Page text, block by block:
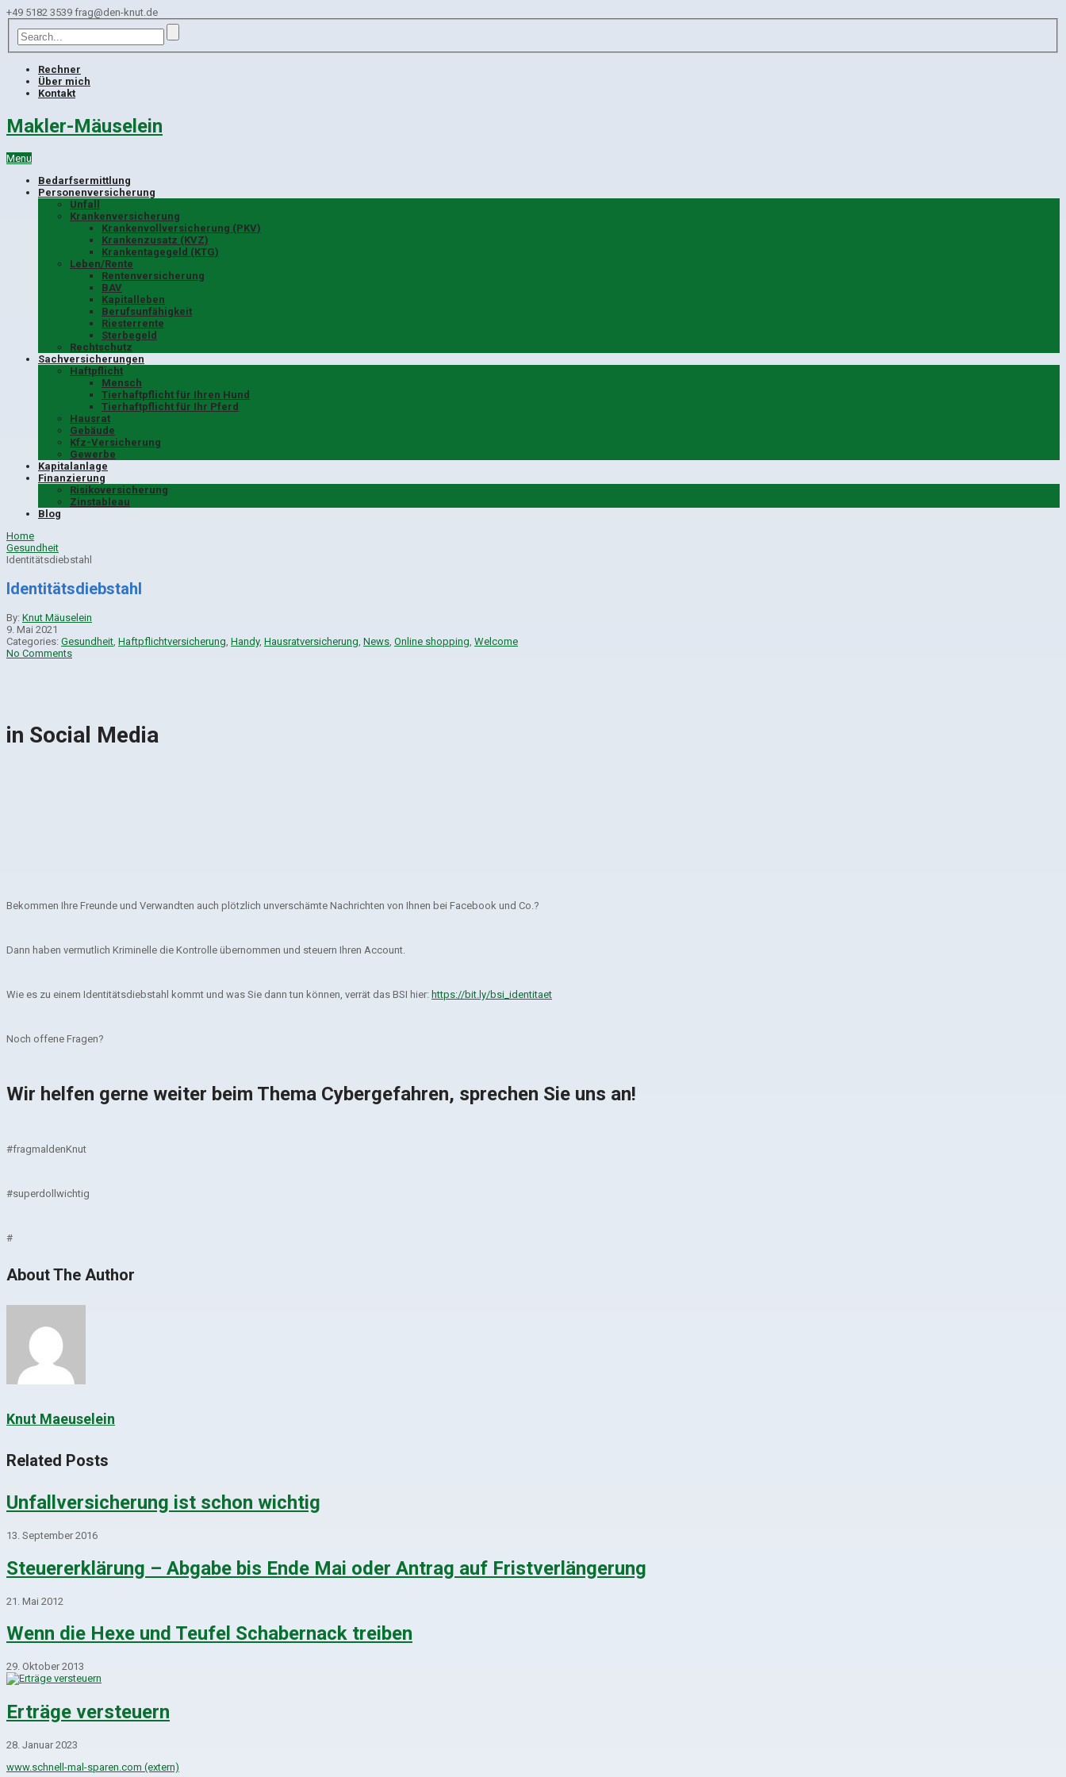
+49 5182 3539 frag@den-knut.de
Rechner
Über mich
Kontakt
Makler-Mäuselein
Menu
Bedarfsermittlung
Personenversicherung
Unfall
Krankenversicherung
Krankenvollversicherung (PKV)
Krankenzusatz (KVZ)
Krankentagegeld (KTG)
Leben/Rente
Rentenversicherung
BAV
Kapitalleben
Berufsunfähigkeit
Riesterrente
Sterbegeld
Rechtschutz
Sachversicherungen
Haftpflicht
Mensch
Tierhaftpflicht für Ihren Hund
Tierhaftpflicht für Ihr Pferd
Hausrat
Gebäude
Kfz-Versicherung
Gewerbe
Kapitalanlage
Finanzierung
Risikoversicherung
Zinstableau
Blog
Home
Gesundheit
Identitätsdiebstahl
Identitätsdiebstahl
By: Knut Mäuselein
9. Mai 2021
Categories: Gesundheit Haftpflichtversicherung Handy, Hausratversicherung News Online shopping Welcome
No Comments
in Social Media
Bekommen Ihre Freunde und Verwandten auch plötzlich unverschämte Nachrichten von Ihnen bei Facebook und Co.?
Dann haben vermutlich Kriminelle die Kontrolle übernommen und steuern Ihren Account.
Wie es zu einem Identitätsdiebstahl kommt und was Sie dann tun können, verrät das BSI hier: https://bit.ly/bsi_identitaet
Noch offene Fragen?
Wir helfen gerne weiter beim Thema Cybergefahren, sprechen Sie uns an!
#fragmaldenKnut
#superdollwichtig
#
About The Author
Knut Maeuselein
Related Posts
Unfallversicherung ist schon wichtig
13. September 2016
Steuererklärung – Abgabe bis Ende Mai oder Antrag auf Fristverlängerung
21. Mai 2012
Wenn die Hexe und Teufel Schabernack treiben
29. Oktober 2013
Erträge versteuern
28. Januar 2023
www.schnell-mal-sparen.com (extern)